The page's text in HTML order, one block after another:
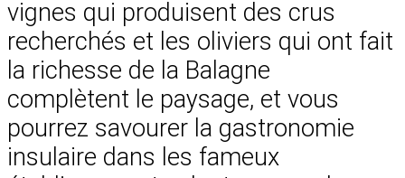
vignes qui produisent des crus
recherchés et les oliviers qui ont fait
la richesse de la Balagne
complètent le paysage, et vous
pourrez savourer la gastronomie
insulaire dans les fameux